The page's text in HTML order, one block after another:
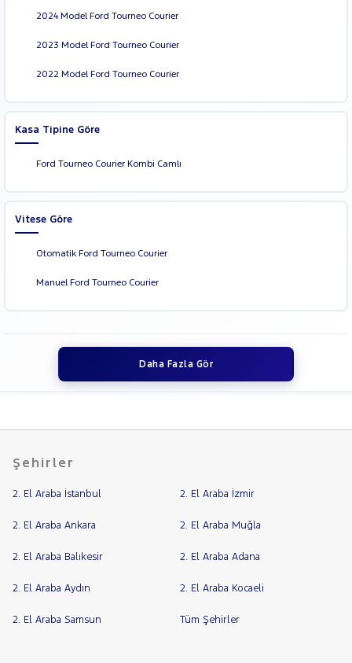
2024 Model Ford Tourneo Courier
2023 Model Ford Tourneo Courier
2022 Model Ford Tourneo Courier
Kasa Tipine Göre
Ford Tourneo Courier Kombi Camlı
Vitese Göre
Otomatik Ford Tourneo Courier
Manuel Ford Tourneo Courier
Daha Fazla Gör
Şehirler
2. El Araba İstanbul 2. El Araba İzmir
2. El Araba Ankara 2. El Araba Muğla
2. El Araba Balıkesir 2. El Araba Adana
2. El Araba Aydın 2. El Araba Kocaeli
2. El Araba Samsun Tüm Şehirler